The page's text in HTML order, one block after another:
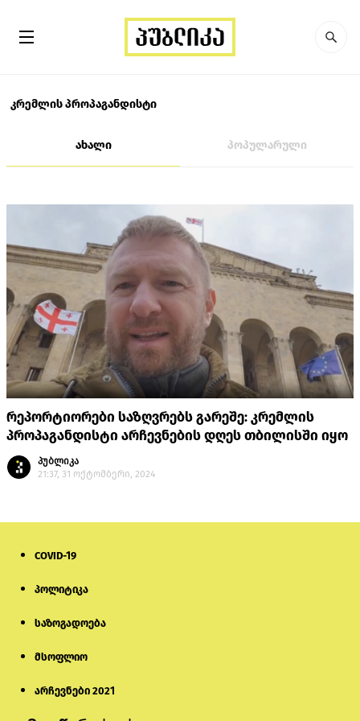
კრემლის პროპაგანდისტი
ახალი პოპულარული
რეპორტიორები საზღვრებს გარეშე: კრემლის
პროპაგანდისტი არჩევნების დღეს თბილისში იყო
პუბლიკა
21:37, 31 ოქტომბერი, 2024
COVID-19
პოლიტიკა
საზოგადოება
მსოფლიო
არჩევნები 2021